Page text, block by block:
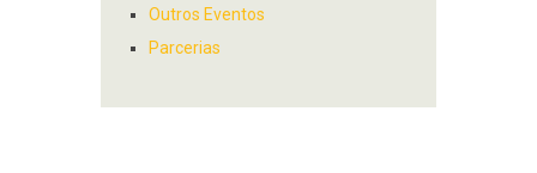
Outros Eventos
Parcerias